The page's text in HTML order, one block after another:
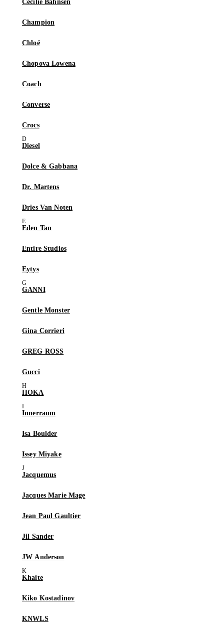
Cecilie Bahnsen
Champion
Chloé
Chopova Lowena
Coach
Converse
Crocs
Diesel
Dolce & Gabbana
Dr. Martens
Dries Van Noten
Eden Tan
Entire Studios
Eytys
GANNI
Gentle Monster
Gina Corrieri
GREG ROSS
Gucci
HOKA
Innerraum
Isa Boulder
Issey Miyake
Jacquemus
Jacques Marie Mage
Jean Paul Gaultier
Jil Sander
JW Anderson
Khaite
Kiko Kostadinov
KNWLS